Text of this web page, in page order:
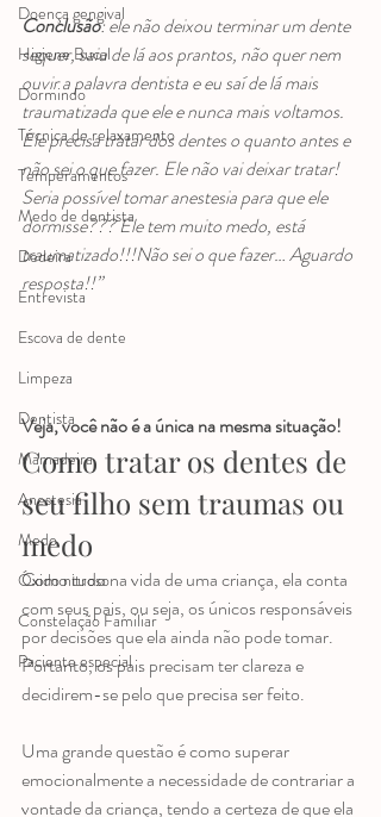
Doença gengival
Higiene Bucal
Dormindo
Técnica de relaxamento
Temperamentos
Medo de dentista
Dedeira
Entrevista
Escova de dente
Limpeza
Dentista
Mamadeira
Anestesia
Medo
Óxido nitroso
Constelação Familiar
Paciente especial
Conclusão: ele não deixou terminar um dente
sequer, saiu de lá aos prantos, não quer nem
ouvir a palavra dentista e eu saí de lá mais
traumatizada que ele e nunca mais voltamos.
Ele precisa tratar dos dentes o quanto antes e
não sei o que fazer. Ele não vai deixar tratar!
Seria possível tomar anestesia para que ele
dormisse??? Ele tem muito medo, está
traumatizado!!!Não sei o que fazer… Aguardo
resposta!!”
Veja, você não é a única na mesma situação!
Como tratar os dentes de
seu filho sem traumas ou
medo
Como tudo na vida de uma criança, ela conta
com seus pais, ou seja, os únicos responsáveis
por decisões que ela ainda não pode tomar.
Portanto, os pais precisam ter clareza e
decidirem-se pelo que precisa ser feito.
Uma grande questão é como superar
emocionalmente a necessidade de contrariar a
vontade da criança, tendo a certeza de que ela